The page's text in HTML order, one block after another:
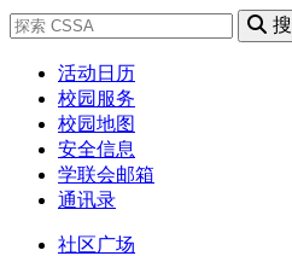
活动日历
校园服务
校园地图
安全信息
学联会邮箱
通讯录
社区广场